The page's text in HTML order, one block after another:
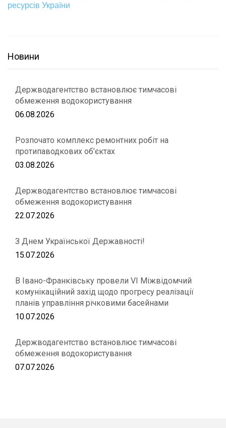
ресурсів України
Новини
Держводагентство встановлює тимчасові
обмеження водокористування
06.08.2026
Розпочато комплекс ремонтних робіт на
протипаводкових об’єктах
03.08.2026
Держводагентство встановлює тимчасові
обмеження водокористування
22.07.2026
З Днем Української Державності!
15.07.2026
В Івано-Франківську провели VІ Міжвідомчий
комунікаційний захід щодо прогресу реалізації
планів управління річковими басейнами
10.07.2026
Держводагентство встановлює тимчасові
обмеження водокористування
07.07.2026